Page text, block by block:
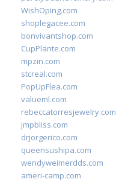
WishOping.com
shoplegacee.com
bonvivantshop.com
CupPlante.com
mpzin.com
stcreal.com
PopUpFlea.com
valueml.com
rebeccatorresjewelry.com
jmpbliss.com
drjorgerico.com
queensushipa.com
wendyweimerdds.com
ameri-camp.com